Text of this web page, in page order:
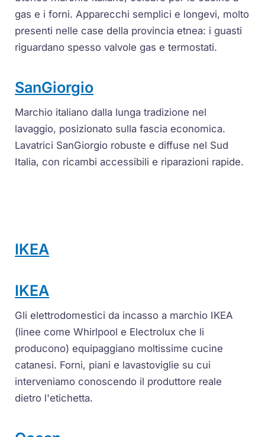
gas e i forni. Apparecchi semplici e longevi, molto
presenti nelle case della provincia etnea: i guasti
riguardano spesso valvole gas e termostati.
SanGiorgio
Marchio italiano dalla lunga tradizione nel
lavaggio, posizionato sulla fascia economica.
Lavatrici SanGiorgio robuste e diffuse nel Sud
Italia, con ricambi accessibili e riparazioni rapide.
IKEA
IKEA
Gli elettrodomestici da incasso a marchio IKEA
(linee come Whirlpool e Electrolux che li
producono) equipaggiano moltissime cucine
catanesi. Forni, piani e lavastoviglie su cui
interveniamo conoscendo il produttore reale
dietro l'etichetta.